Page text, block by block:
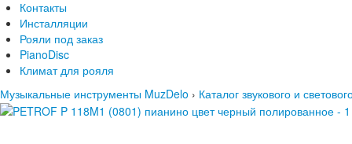
Контакты
Инсталляции
Рояли под заказ
PianoDisc
Климат для рояля
Музыкальные инструменты MuzDelo › Каталог звукового и